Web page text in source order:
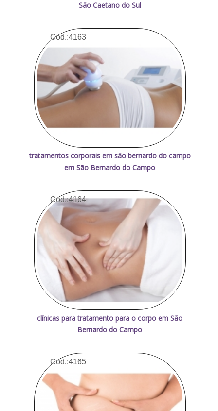
São Caetano do Sul
Cod.:4163
tratamentos corporais em são bernardo do campo
em São Bernardo do Campo
Cod.:4164
clínicas para tratamento para o corpo em São
Bernardo do Campo
Cod.:4165